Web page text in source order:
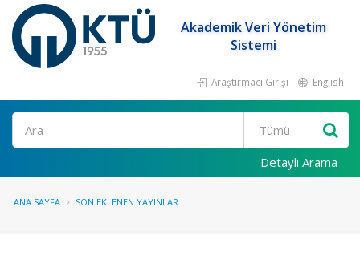
Akademik Veri Yönetim
Sistemi
Araştırmacı Girişi English
Ara
Detaylı Arama
ANA SAYFA SON EKLENEN YAYINLAR